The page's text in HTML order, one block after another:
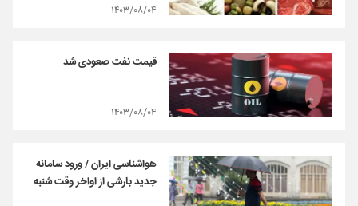
۱۴۰۳/۰۸/۰۴
قیمت نفت صعودی شد
۱۴۰۳/۰۸/۰۴
هواشناسی ایران / ورود سامانه
جدید بارشی از اواخر وقت شنبه